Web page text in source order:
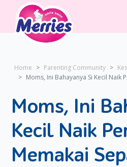
Home Parenting Community
Moms, Ini Bahayanya Si Kecil Naik
Moms, Ini
Kecil Naik
Memakai